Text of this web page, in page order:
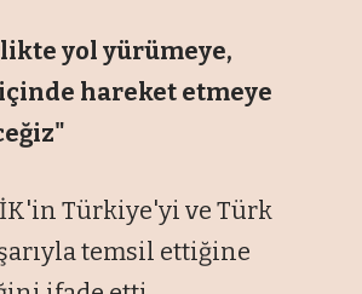
yol yürümeye,
hareket etmeye
Türkiye'yi ve Türk
temsil ettiğine